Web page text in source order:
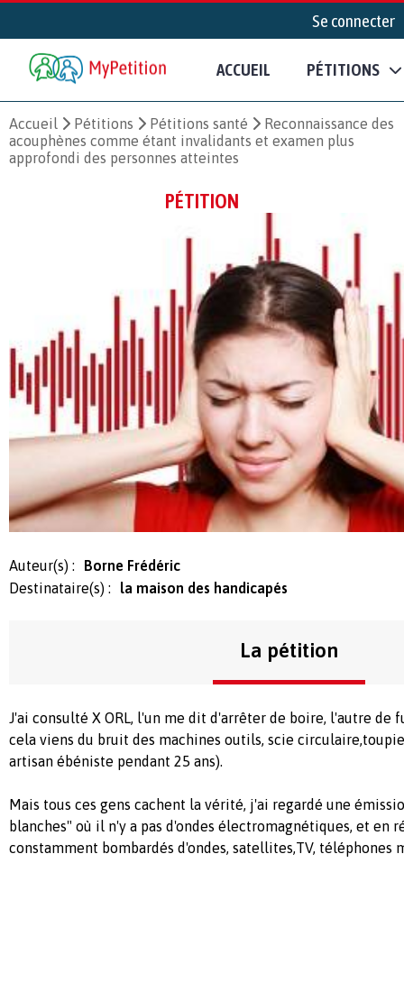
Se connecter
ACCUEIL PÉTITIONS
Accueil Pétitions Pétitions santé
Reconnaissance des
acouphènes comme étant invalidants et examen plus
approfondi des personnes atteintes
PÉTITION
Auteur(s) :
Borne Frédéric
Destinataire(s) :
la maison des handicapés
La pétition
J'ai consulté X ORL, l'un me dit d'arrêter de boire, l'autre de
cela viens du bruit des machines outils, scie
artisan ébéniste pendant 25 ans).
Mais tous ces gens cachent la vérité, j'ai regardé une
blanches" où il n'y a pas d'ondes électromagnétiques, et en
constamment bombardés d'ondes, satellites,TV, téléphones